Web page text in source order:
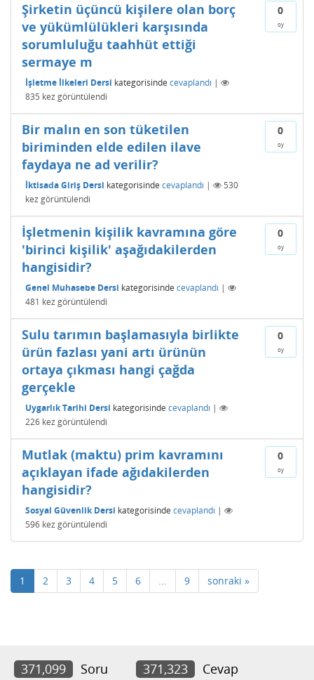
0
oy
Şirketin üçüncü kişilere olan borç
ve yükümlülükleri karşısında
sorumluluğu taahhüt ettiği
sermaye m
İşletme İlkeleri Dersi kategorisinde cevaplandı |
835 kez görüntülendi
0
oy
Bir malın en son tüketilen
biriminden elde edilen ilave
faydaya ne ad verilir?
İktisada Giriş Dersi kategorisinde cevaplandı |
530
kez görüntülendi
0
oy
İşletmenin kişilik kavramına göre
'birinci kişilik' aşağıdakilerden
hangisidir?
Genel Muhasebe Dersi kategorisinde cevaplandı |
481 kez görüntülendi
0
oy
Sulu tarımın başlamasıyla birlikte
ürün fazlası yani artı ürünün
ortaya çıkması hangi çağda
gerçekle
Uygarlık Tarihi Dersi kategorisinde cevaplandı |
226 kez görüntülendi
0
oy
Mutlak (maktu) prim kavramını
açıklayan ifade ağıdakilerden
hangisidir?
Sosyal Güvenlik Dersi kategorisinde cevaplandı |
596 kez görüntülendi
1 2 3 4 5 6 ... 9 sonraki »
371,099 Soru 371,323 Cevap